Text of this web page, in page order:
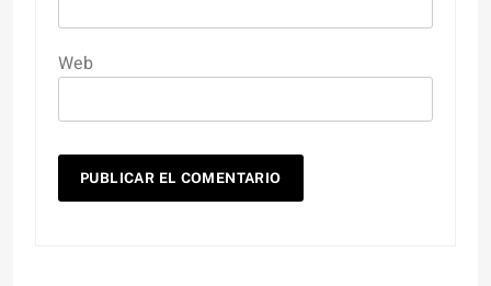
Web